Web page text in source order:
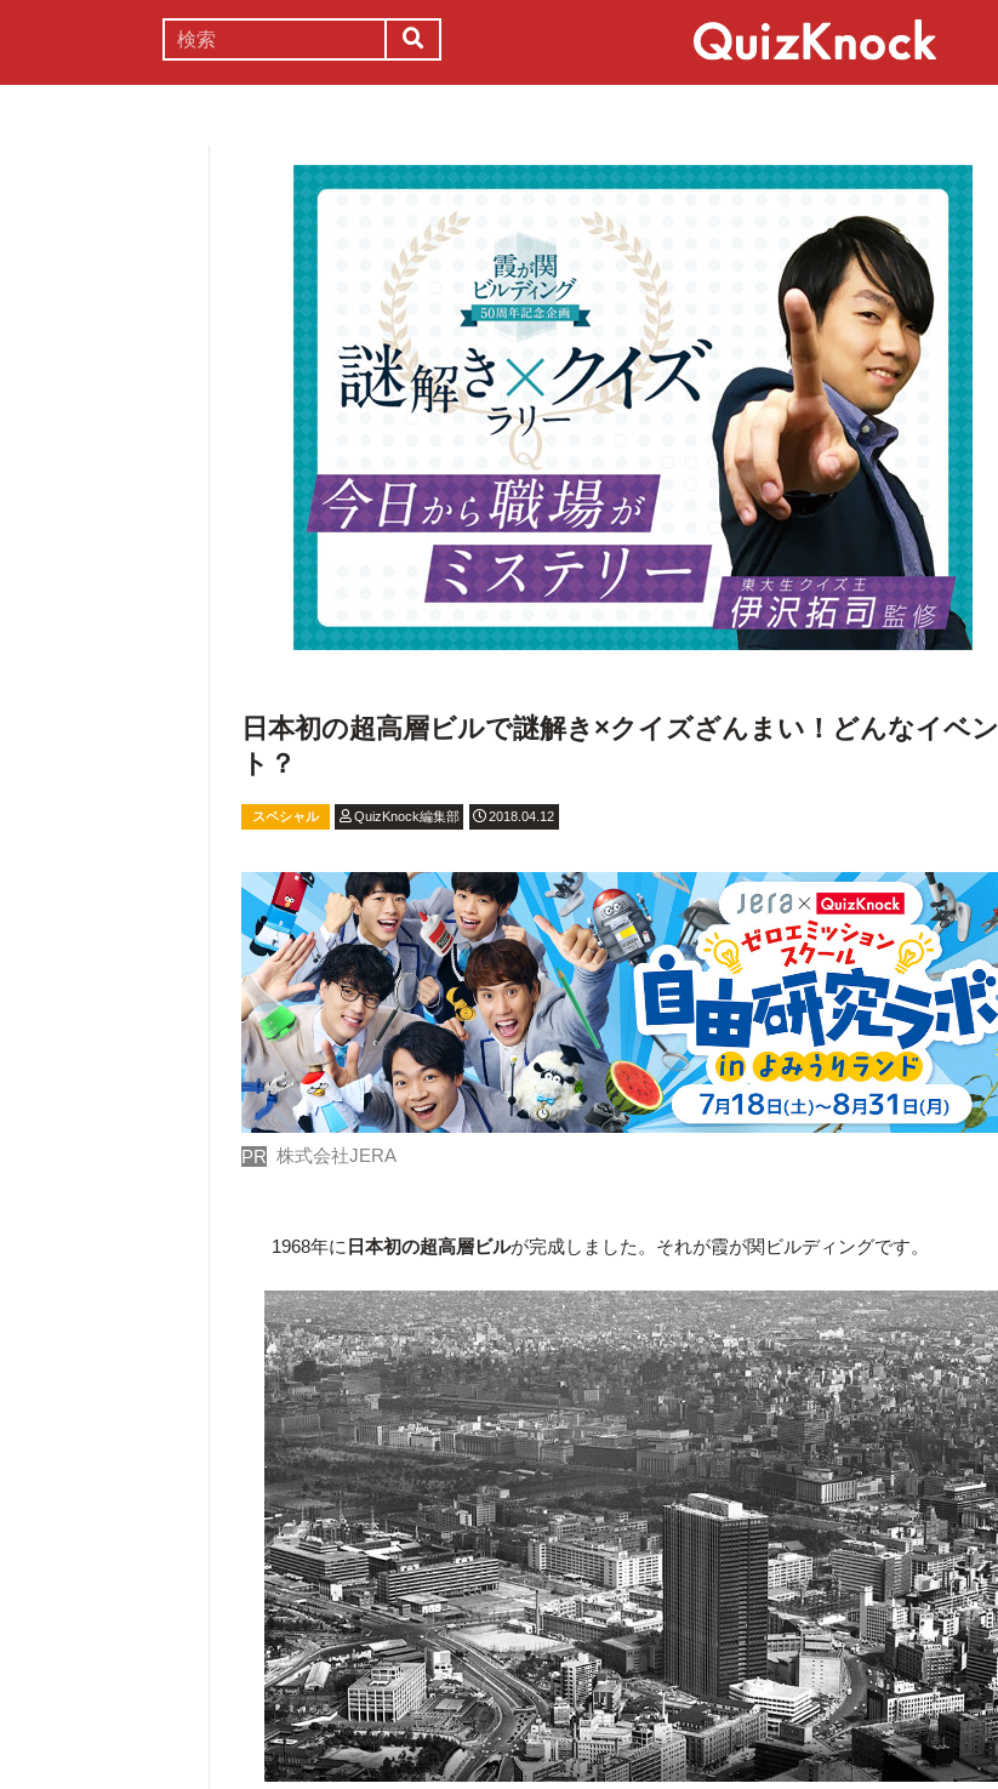
日本初の超高層ビルで謎解き×クイズざんまい！どんなイベン
ト？
スペシャル QuizKnock編集部 2018.04.12
PR 株式会社JERA
1968年に 日本初の超高層ビルが完成しました。それが霞が関ビルディングです。